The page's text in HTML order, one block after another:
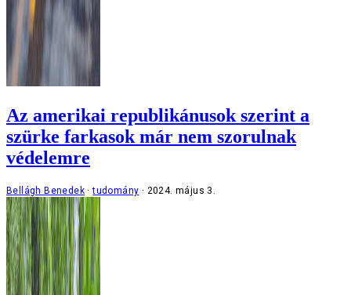
Az amerikai republikánusok szerint a
szürke farkasok már nem szorulnak
védelemre
Bellágh Benedek tudomány 2024. május 3.